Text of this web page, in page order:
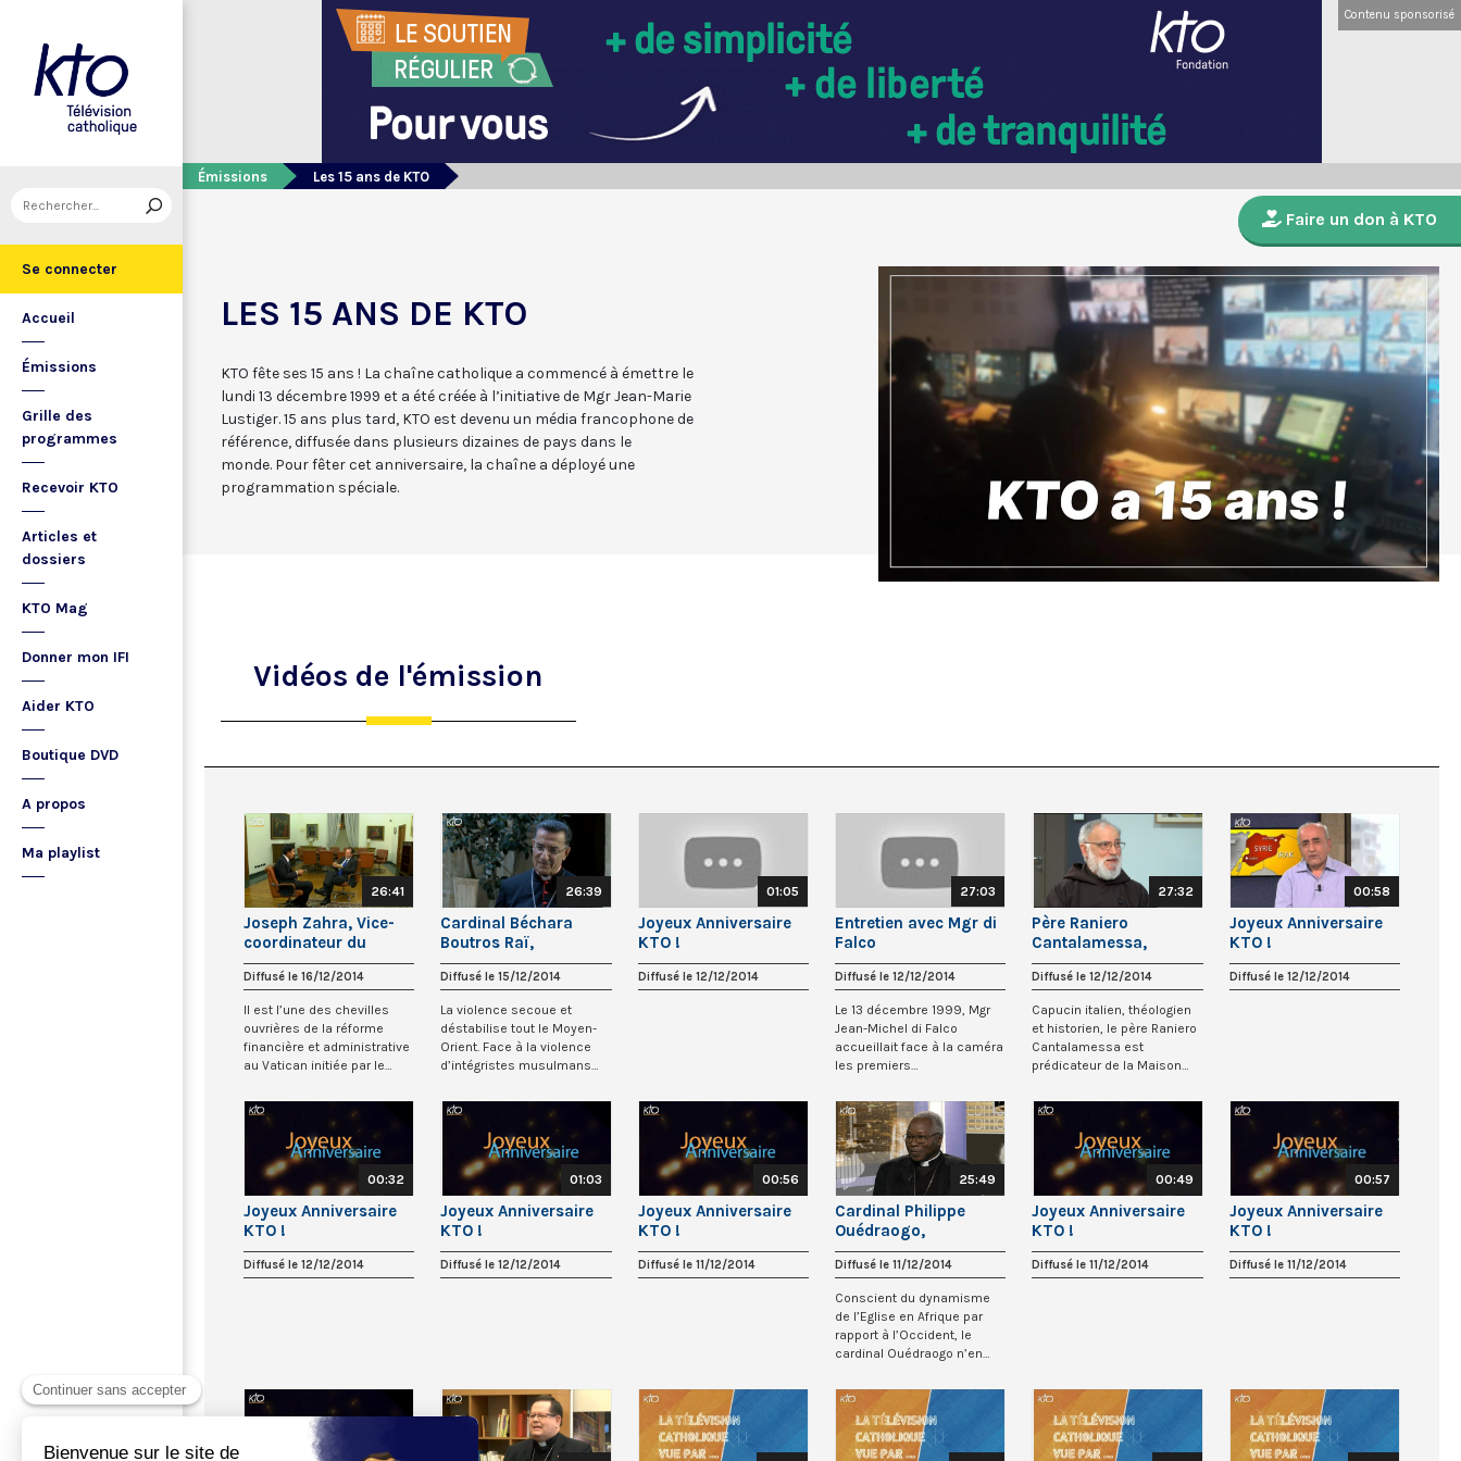
Se connecter
Accueil
Émissions
Grille des
programmes
Recevoir KTO
Articles et
dossiers
KTO Mag
Donner mon IFI
Aider KTO
Boutique DVD
A propos
Ma playlist
Contenu sponsorisé
Émissions Les 15 ans de KTO
Faire un don à KTO
LES 15 ANS DE KTO
KTO fête ses 15 ans ! La chaîne catholique a commencé à émettre le
lundi 13 décembre 1999 et a été créée à l’initiative de Mgr Jean-Marie
Lustiger. 15 ans plus tard, KTO est devenu un média francophone de
référence, diffusée dans plusieurs dizaines de pays dans le
monde. Pour fêter cet anniversaire, la chaîne a déployé une
programmation spéciale.
Vidéos de l'émission
26:41
Joseph Zahra, Vice-
coordinateur du
Conseil pour
l’Economie au Vatican
Diffusé le 16/12/2014
Il est l’une des chevilles
ouvrières de la réforme
financière et administrative
au Vatican initiée par le
26:39
Cardinal Béchara
Boutros Raï,
Patriarche d’Antioche
et de tout l’Orient pour
les Maronites
Diffusé le 15/12/2014
La violence secoue et
déstabilise tout le Moyen-
Orient. Face à la violence
d’intégristes musulmans
01:05
Joyeux Anniversaire
KTO !
Diffusé le 12/12/2014
27:03
Entretien avec Mgr di
Falco
Diffusé le 12/12/2014
Le 13 décembre 1999, Mgr
Jean-Michel di Falco
accueillait face à la caméra
les premiers
27:32
Père Raniero
Cantalamessa,
Prédicateur de la
Maison pontificale
Diffusé le 12/12/2014
Capucin italien, théologien
et historien, le père Raniero
Cantalamessa est
prédicateur de la Maison
00:58
Joyeux Anniversaire
KTO !
Diffusé le 12/12/2014
00:32
Joyeux Anniversaire
KTO !
Diffusé le 12/12/2014
01:03
Joyeux Anniversaire
KTO !
Diffusé le 12/12/2014
00:56
Joyeux Anniversaire
KTO !
Diffusé le 11/12/2014
25:49
Cardinal Philippe
Ouédraogo,
archevêque de
Ouagadougou
(Burkina Faso)
Diffusé le 11/12/2014
Conscient du dynamisme
de l’Eglise en Afrique par
rapport à l’Occident, le
cardinal Ouédraogo n’en
00:49
Joyeux Anniversaire
KTO !
Diffusé le 11/12/2014
00:57
Joyeux Anniversaire
KTO !
Diffusé le 11/12/2014